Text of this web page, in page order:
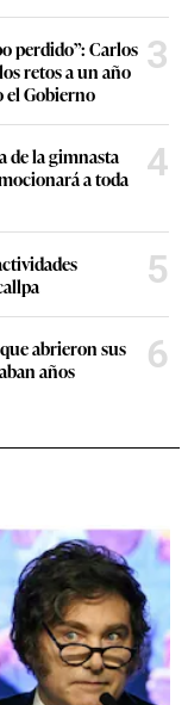
perdido”: Carlos
retos a un año
el Gobierno
3
de la gimnasta
a toda
4
5
abrieron sus
años
6